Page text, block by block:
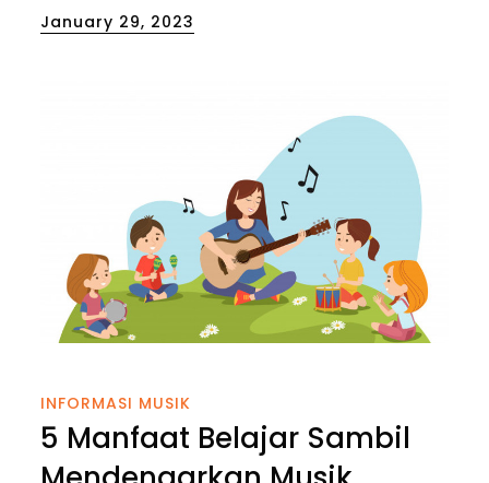
Posted
January 29, 2023
INFORMASI MUSIK
5 Manfaat Belajar Sambil